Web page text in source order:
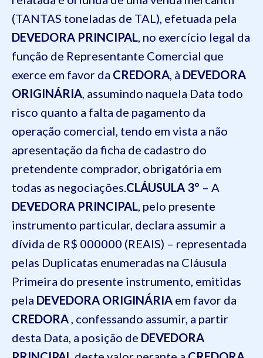
(TANTAS toneladas de TAL), efetuada pela
DEVEDORA PRINCIPAL, no exercício legal da
função de Representante Comercial que
exerce em favor da CREDORA, à DEVEDORA
ORIGINÁRIA, assumindo naquela Data todo
risco quanto a falta de pagamento da
operação comercial, tendo em vista a não
apresentação da ficha de cadastro do
pretendente comprador, obrigatória em
todas as negociações.CLÁUSULA 3º – A
DEVEDORA PRINCIPAL, pelo presente
instrumento particular, declara assumir a
dívida de R$ 000000 (REAIS) – representada
pelas Duplicatas enumeradas na Cláusula
Primeira do presente instrumento, emitidas
pela DEVEDORA ORIGINÁRIA em favor da
CREDORA, confessando assumir, a partir
desta Data, a posição de DEVEDORA